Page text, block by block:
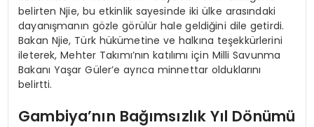
belirten Njie, bu etkinlik sayesinde iki ülke arasındaki
dayanışmanın gözle görülür hale geldiğini dile getirdi.
Bakan Njie, Türk hükümetine ve halkına teşekkürlerini
ileterek, Mehter Takımı’nın katılımı için Milli Savunma
Bakanı Yaşar Güler’e ayrıca minnettar olduklarını
belirtti.
Gambiya’nın Bağımsızlık Yıl Dönümü